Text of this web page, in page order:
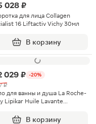
028 ₽
для лица Collagen
16 Liftactiv Vichy 30мл
В корзину
029 ₽ -20%
₽
для ванны и душа La Roche-
Lipikar Huile Lavante
400мл
В корзину